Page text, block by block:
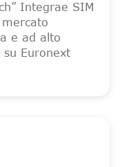
Integrae SIM
e ad alto
Euronext